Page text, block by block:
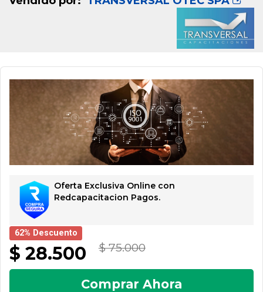
Oferta Exclusiva Online con
Redcapacitacion Pagos.
62% Descuento
$ 28.500 $ 75.000
Comprar Ahora